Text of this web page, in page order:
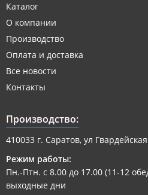
Каталог
О компании
Производство
Оплата и доставка
Все новости
Контакты
Производство:
410033 г. Саратов, ул
Режим работы:
Пн.-Птн. с 8.00 до 17.00 (11-12
выходные дни